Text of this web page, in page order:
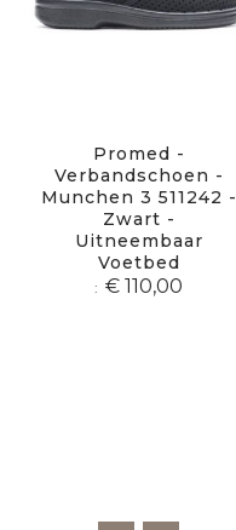
Promed -
Verbandschoen -
Munchen 3 511242 -
Zwart -
Uitneembaar
Voetbed
€ 110,00